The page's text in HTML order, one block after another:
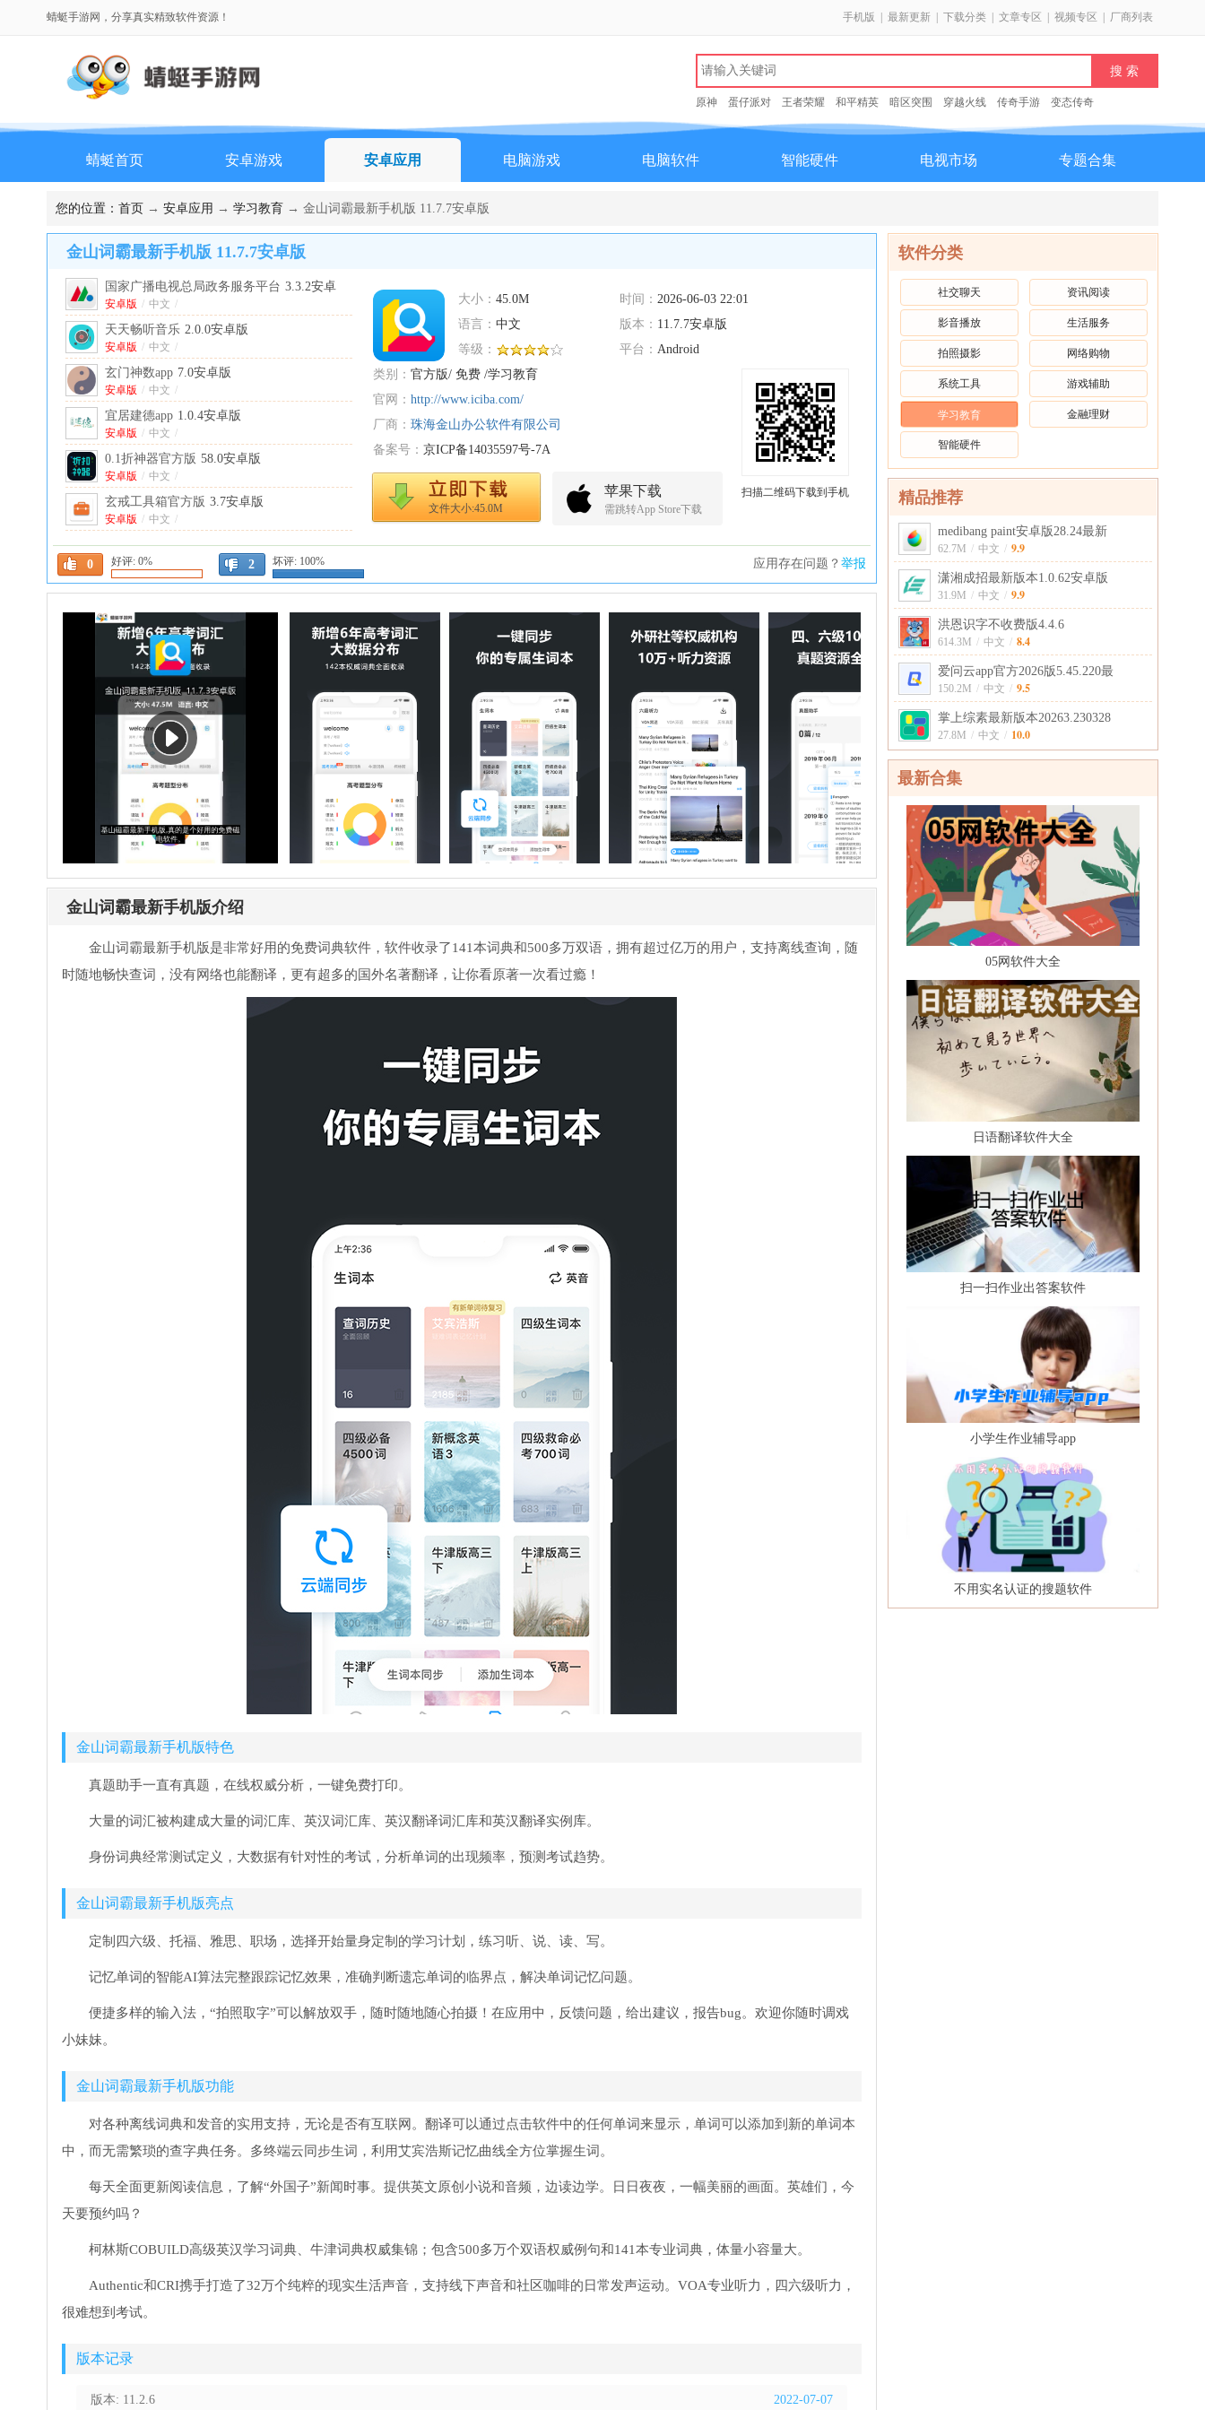
蜻蜓手游网，分享真实精致软件资源！ 手机版 最新更新 下载分类 文章专区 视频专区 厂商列表
原神 蛋仔派对 王者荣耀 和平精英 暗区突围 穿越火线 传奇手游 变态传奇
蜻蜓首页 安卓游戏 安卓应用 电脑游戏 电脑软件 智能硬件 电视市场 专题合集
排行榜
您的位置： 首页 → 安卓应用 → 学习教育 → 金山词霸最新手机版 11.7.7安卓版
金山词霸最新手机版 11.7.7安卓版
大小： 45.0M 时间： 2026-06-03 22:01
语言： 中文 版本： 11.7.7安卓版
等级：
平台： Android
类别： 官方版/ 免费 /学习教育
官网： http://www.iciba.com/
厂商： 珠海金山办公软件有限公司
备案号： 京ICP备14035597号-7A
文件大小:45.0M
苹果下载
需跳转App Store下载
0 好评: 0% 2 坏评: 100% 应用存在问题？ 举报
国家广播电视总局政务服务平台 3.3.2安卓
版
安卓版 / 中文 /
天天畅听音乐 2.0.0安卓版
安卓版 / 中文 /
玄门神数app 7.0安卓版
安卓版 / 中文 /
宜居建德app 1.0.4安卓版
安卓版 / 中文 /
0.1折神器官方版 58.0安卓版
安卓版 / 中文 /
玄戒工具箱官方版 3.7安卓版
安卓版 / 中文 /
繁花漫画官方正版 4.0.6最新版
中文 /
app分享2026(appshare) 5.1.4安卓版
玩机资源库官方版 1.3.1安卓版
安卓版 / 中文 /
Repo Store官方版 1.0.20安卓版
安卓版 / 英文 /
扫描二维码下载到手机
金山词霸最新手机版介绍
金山词霸最新手机版是非常好用的免费词典软件，软件收录了141本词典和500多万双语，拥有超过亿万的用户，支持离线查询，随
时随地畅快查词，没有网络也能翻译，更有超多的国外名著翻译，让你看原著一次看过瘾！
金山词霸最新手机版特色
真题助手一直有真题，在线权威分析，一键免费打印。
大量的词汇被构建成大量的词汇库、英汉词汇库、英汉翻译词汇库和英汉翻译实例库。
身份词典经常测试定义，大数据有针对性的考试，分析单词的出现频率，预测考试趋势。
金山词霸最新手机版亮点
定制四六级、托福、雅思、职场，选择开始量身定制的学习计划，练习听、说、读、写。
记忆单词的智能AI算法完整跟踪记忆效果，准确判断遗忘单词的临界点，解决单词记忆问题。
便捷多样的输入法，“拍照取字”可以解放双手，随时随地随心拍摄！在应用中，反馈问题，给出建议，报告bug。欢迎你随时调戏
小妹妹。
金山词霸最新手机版功能
对各种离线词典和发音的实用支持，无论是否有互联网。翻译可以通过点击软件中的任何单词来显示，单词可以添加到新的单词本
中，而无需繁琐的查字典任务。多终端云同步生词，利用艾宾浩斯记忆曲线全方位掌握生词。
每天全面更新阅读信息，了解“外国子”新闻时事。提供英文原创小说和音频，边读边学。日日夜夜，一幅美丽的画面。英雄们，今
天要预约吗？
柯林斯COBUILD高级英汉学习词典、牛津词典权威集锦；包含500多万个双语权威例句和141本专业词典，体量小容量大。
Authentic和CRI携手打造了32万个纯粹的现实生活声音，支持线下声音和社区咖啡的日常发声运动。VOA专业听力，四六级听力，
很难想到考试。
版本记录
2022-07-07
版本: 11.2.6
软件分类
社交聊天 资讯阅读
影音播放 生活服务
拍照摄影 网络购物
系统工具 游戏辅助
学习教育 金融理财
智能硬件
精品推荐
medibang paint安卓版28.24最新
62.7M / 中文 / 9.9
潇湘成招最新版本1.0.62安卓版
31.9M / 中文 / 9.9
洪恩识字不收费版4.4.6
614.3M / 中文 / 8.4
爱问云app官方2026版5.45.220最
150.2M / 中文 / 9.5
掌上综素最新版本20263.230328
27.8M / 中文 / 10.0
最新合集
05网软件大全
日语翻译软件大全
扫一扫作业出答案软件
小学生作业辅导app
不用实名认证的搜题软件